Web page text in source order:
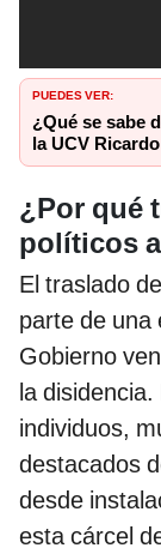
PUEDES VER:
¿Qué se sabe
la UCV
¿Por qué
políticos
El traslado
parte de una
Gobierno
la
individuos,
destacados
desde
esta cárcel